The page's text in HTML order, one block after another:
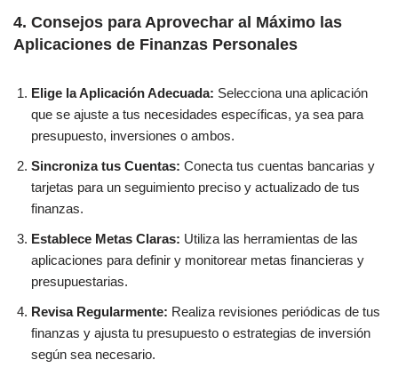
4. Consejos para Aprovechar al Máximo las
Aplicaciones de Finanzas Personales
Elige la Aplicación Adecuada: Selecciona una aplicación
que se ajuste a tus necesidades específicas, ya sea para
presupuesto, inversiones o ambos.
Sincroniza tus Cuentas: Conecta tus cuentas bancarias y
tarjetas para un seguimiento preciso y actualizado de tus
finanzas.
Establece Metas Claras: Utiliza las herramientas de las
aplicaciones para definir y monitorear metas financieras y
presupuestarias.
Revisa Regularmente: Realiza revisiones periódicas de tus
finanzas y ajusta tu presupuesto o estrategias de inversión
según sea necesario.